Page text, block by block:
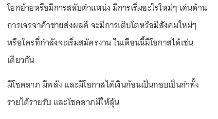
โยกย้ายหรือมีการสลับตำแหน่ง มีการเริ่มอะไรใหม่ๆ เด่นด้าน
การเจรจาค้าขายส่งผลดี จะมีการเติบโตหรือมีสังคมใหม่ๆ
หรือใครที่กำลังจะเริ่มสมัครงาน ในเดือนนี้มีโอกาสได้เช่น
เดียวกัน
มีโชคลาภ มีพลัง และมีโอกาสได้เงินก้อนเป็นกอบเป็นกำทั้ง
รายได้รายรับ และโชคลาภมีให้ลุ้น